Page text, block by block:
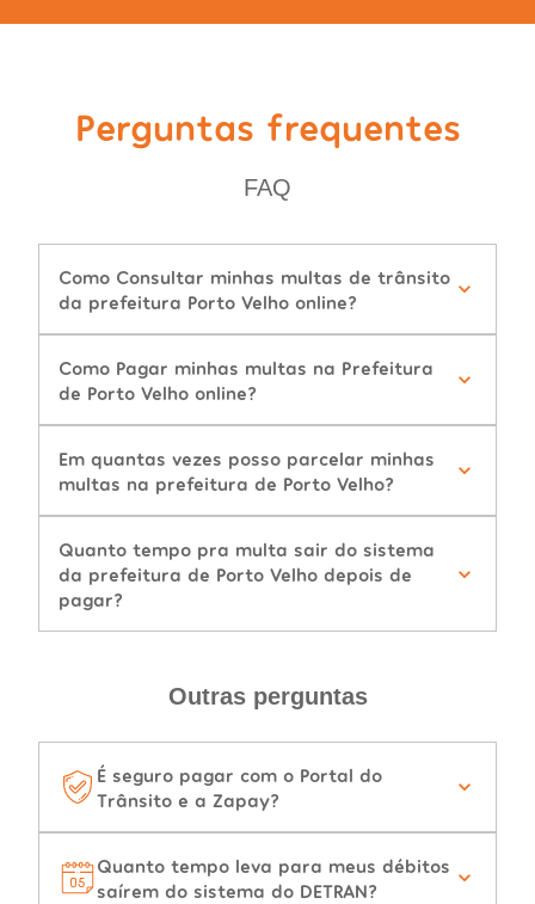
Perguntas frequentes
FAQ
Como Consultar minhas multas de trânsito
da prefeitura Porto Velho online?
Como Pagar minhas multas na Prefeitura
de Porto Velho online?
Em quantas vezes posso parcelar minhas
multas na prefeitura de Porto Velho?
Quanto tempo pra multa sair do sistema
da prefeitura de Porto Velho depois de
pagar?
Outras perguntas
É seguro pagar com o Portal do
Trânsito e a Zapay?
Quanto tempo leva para meus débitos
saírem do sistema do DETRAN?